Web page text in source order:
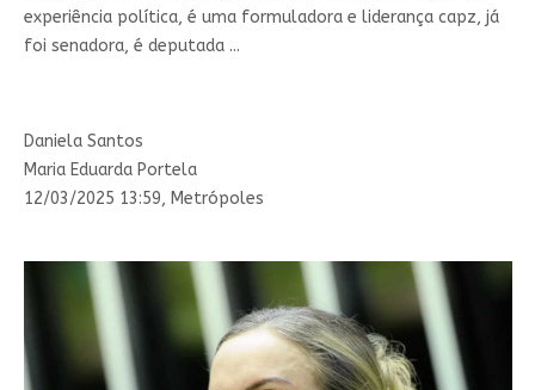
experiência política, é uma formuladora e liderança capz, já
foi senadora, é deputada ...
Daniela Santos
Maria Eduarda Portela
12/03/2025 13:59, Metrópoles